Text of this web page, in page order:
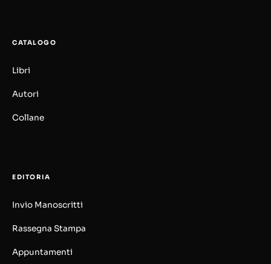
CATALOGO
Libri
Autori
Collane
EDITORIA
Invio Manoscritti
Rassegna Stampa
Appuntamenti